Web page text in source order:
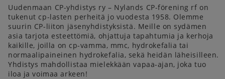
Uudenmaan CP-yhdistys ry – Nylands CP-förening rf on
tukenut cp-lasten perheitä jo vuodesta 1958. Olemme
suurin CP-liiton jäsenyhdistyksistä. Meille on sydämen
asia tarjota esteettömiä, ohjattuja tapahtumia ja kerhoja
kaikille, joilla on cp-vamma, mmc, hydrokefalia tai
normaalipaineinen hydrokefalia, sekä heidän läheisilleen.
Yhdistys mahdollistaa mielekkään vapaa-ajan, joka tuo
iloa ja voimaa arkeen!